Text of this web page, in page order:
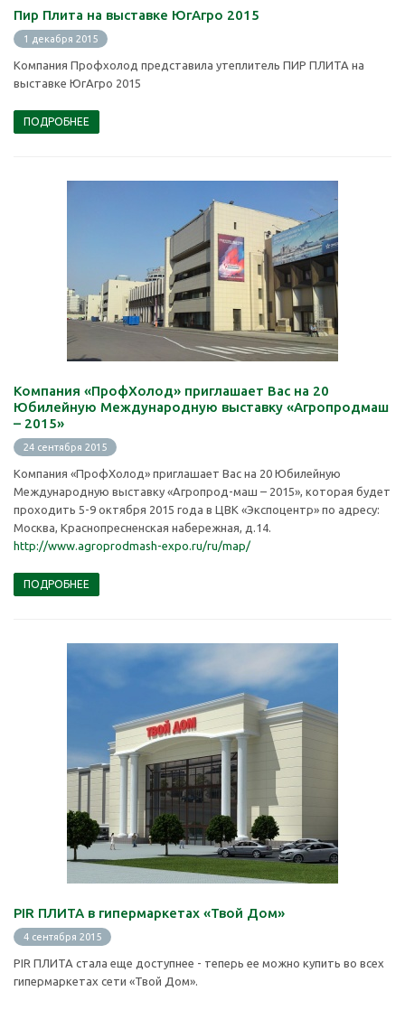
Пир Плита на выставке ЮгАгро 2015
1 декабря 2015
Компания Профхолод представила утеплитель ПИР ПЛИТА на
выставке ЮгАгро 2015
ПОДРОБНЕЕ
Компания «ПрофХолод» приглашает Вас на 20
Юбилейную Международную выставку «Агропродмаш
– 2015»
24 сентября 2015
Компания «ПрофХолод» приглашает Вас на 20 Юбилейную
Международную выставку «Агропрод-маш – 2015», которая будет
проходить 5-9 октября 2015 года в ЦВК «Экспоцентр» по адресу:
Москва, Краснопресненская набережная, д.14.
http://www.agroprodmash-expo.ru/ru/map/
ПОДРОБНЕЕ
PIR ПЛИТА в гипермаркетах «Твой Дом»
4 сентября 2015
PIR ПЛИТА стала еще доступнее - теперь ее можно купить во всех
гипермаркетах сети «Твой Дом».